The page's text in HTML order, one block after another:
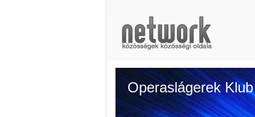
Operaslágerek Klub